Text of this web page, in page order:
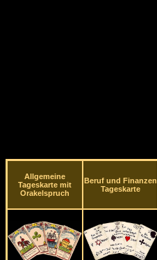
Allgemeine
Tageskarte mit
Orakelspruch
Beruf und Finanzen
Tageskarte